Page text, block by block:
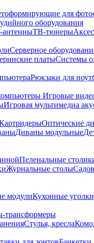
для
оборудования
ТВ-тюнеры
Серверное
платыСистемы
Рюкзаки для
Игровые
Игровая мультимедиа
Оптические
Диваны модульные
Пеленальные
Журнальные столы
модулиКухонные
трансформеры
Стулья, кресла